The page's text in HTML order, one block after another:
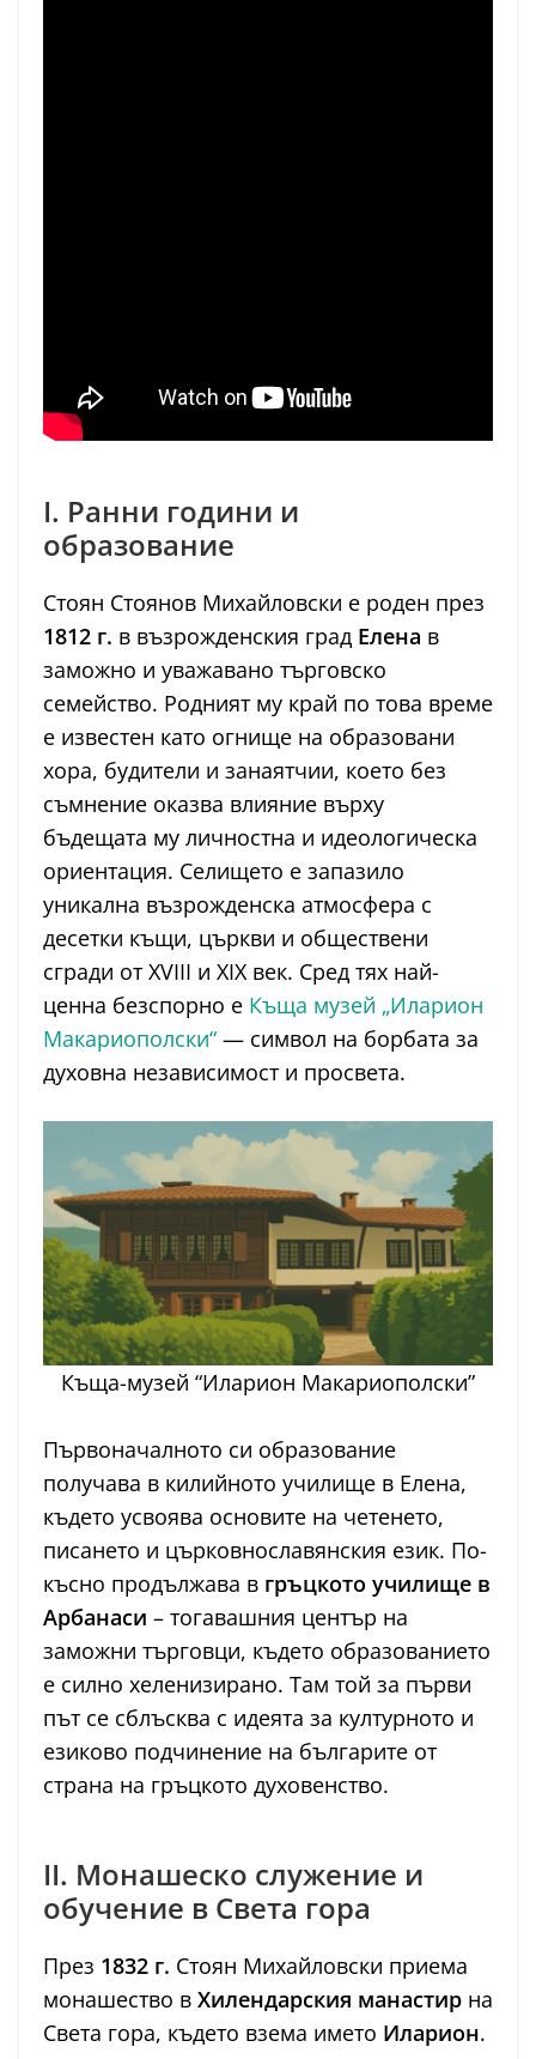
I. Ранни години и
образование
Стоян Стоянов Михайловски е роден през
1812 г. в възрожденския град Елена в
заможно и уважавано търговско
семейство. Родният му край по това време
е известен като огнище на образовани
хора, будители и занаятчии, което без
съмнение оказва влияние върху
бъдещата му личностна и идеологическа
ориентация. Селището е запазило
уникална възрожденска атмосфера с
десетки къщи, църкви и обществени
сгради от XVIII и XIX век. Сред тях най-
ценна безспорно е Къща музей „Иларион
Макариополски“ — символ на борбата за
духовна независимост и просвета.
Къща-музей “Иларион Макариополски”
Първоначалното си образование
получава в килийното училище в Елена,
където усвоява основите на четенето,
писането и църковнославянския език. По-
късно продължава в гръцкото училище в
Арбанаси – тогавашния център на
заможни търговци, където образованието
е силно хеленизирано. Там той за първи
път се сблъсква с идеята за културното и
езиково подчинение на българите от
страна на гръцкото духовенство.
II. Монашеско служение и
обучение в Света гора
През 1832 г. Стоян Михайловски приема
монашество в Хилендарския манастир на
Света гора, където взема името Иларион.